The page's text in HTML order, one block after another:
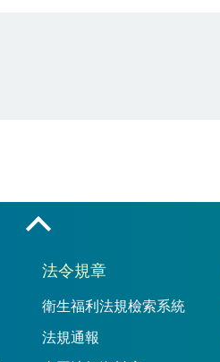
法令規章
衛生福利法規檢索系統
法規通報